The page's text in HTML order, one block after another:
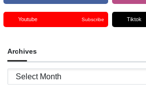
Youtube Subscribe Tiktok
Archives
Archives